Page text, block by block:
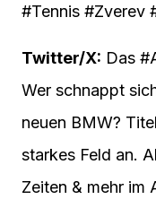
#Tennis #Zverev
Twitter/X: Das
Wer schnappt
neuen BMW?
starkes Feld an.
Zeiten & mehr im